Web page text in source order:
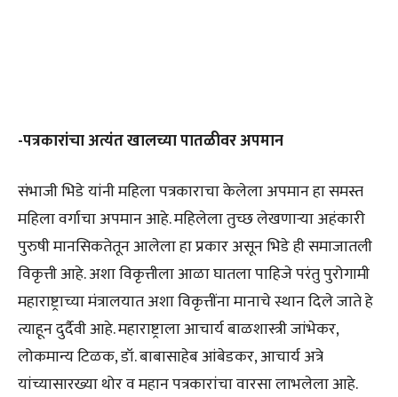
-पत्रकारांचा अत्यंत खालच्या पातळीवर अपमान
संभाजी भिडे यांनी महिला पत्रकाराचा केलेला अपमान हा समस्त
महिला वर्गाचा अपमान आहे. महिलेला तुच्छ लेखणाऱ्या अहंकारी
पुरुषी मानसिकतेतून आलेला हा प्रकार असून भिडे ही समाजातली
विकृत्ती आहे. अशा विकृत्तीला आळा घातला पाहिजे परंतु पुरोगामी
महाराष्ट्राच्या मंत्रालयात अशा विकृत्तींना मानाचे स्थान दिले जाते हे
त्याहून दुर्दैवी आहे. महाराष्ट्राला आचार्य बाळशास्त्री जांभेकर,
लोकमान्य टिळक, डॉ. बाबासाहेब आंबेडकर, आचार्य अत्रे
यांच्यासारख्या थोर व महान पत्रकारांचा वारसा लाभलेला आहे.